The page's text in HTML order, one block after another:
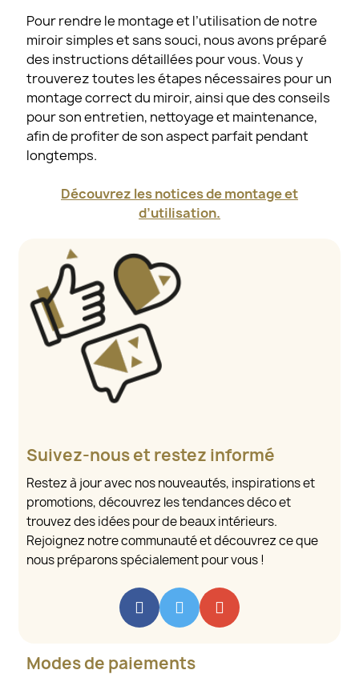
Pour rendre le montage et l’utilisation de notre
miroir simples et sans souci, nous avons préparé
des instructions détaillées pour vous. Vous y
trouverez toutes les étapes nécessaires pour un
montage correct du miroir, ainsi que des conseils
pour son entretien, nettoyage et maintenance,
afin de profiter de son aspect parfait pendant
longtemps.
Découvrez les notices de montage et
d’utilisation.
Suivez-nous et restez informé
Restez à jour avec nos nouveautés, inspirations et
promotions, découvrez les tendances déco et
trouvez des idées pour de beaux intérieurs.
Rejoignez notre communauté et découvrez ce que
nous préparons spécialement pour vous !
Modes de paiements